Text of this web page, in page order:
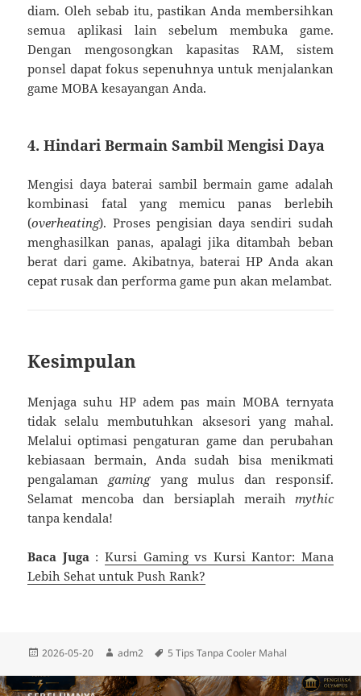
diam. Oleh sebab itu, pastikan Anda membersihkan
semua aplikasi lain sebelum membuka game.
Dengan mengosongkan kapasitas RAM, sistem
ponsel dapat fokus sepenuhnya untuk menjalankan
game MOBA kesayangan Anda.
4. Hindari Bermain Sambil Mengisi Daya
Mengisi daya baterai sambil bermain game adalah
kombinasi fatal yang memicu panas berlebih
(overheating). Proses pengisian daya sendiri sudah
menghasilkan panas, apalagi jika ditambah beban
berat dari game. Akibatnya, baterai HP Anda akan
cepat rusak dan performa game pun akan melambat.
Kesimpulan
Menjaga suhu HP adem pas main MOBA ternyata
tidak selalu membutuhkan aksesori yang mahal.
Melalui optimasi pengaturan game dan perubahan
kebiasaan bermain, Anda sudah bisa menikmati
pengalaman gamingyang mulus dan responsif.
Selamat mencoba dan bersiaplah meraih mythic
tanpa kendala!
Baca Juga : Kursi Gaming vs Kursi Kantor: Mana
Lebih Sehat untuk Push Rank?
Diposkan
2026-05-20 Penulis
adm2 Tag
5 Tips Tanpa Cooler Mahal
Navigasi